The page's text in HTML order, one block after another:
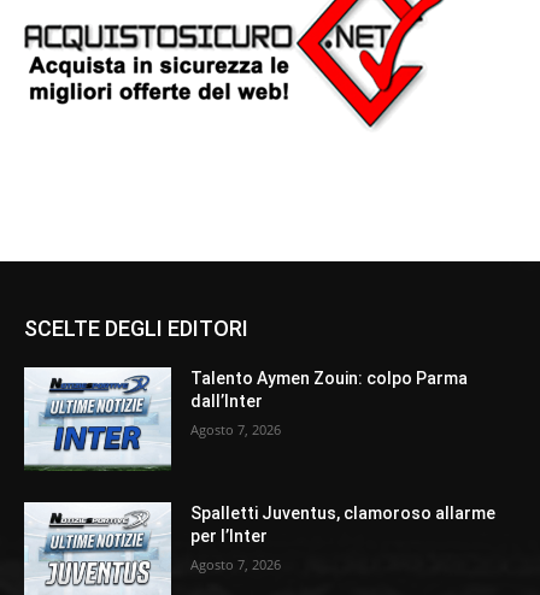
SCELTE DEGLI EDITORI
Talento Aymen Zouin: colpo Parma
dall’Inter
Agosto 7, 2026
Spalletti Juventus, clamoroso allarme
per l’Inter
Agosto 7, 2026